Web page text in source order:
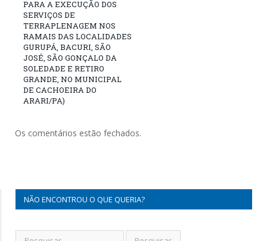
PARA A EXECUÇÃO DOS
SERVIÇOS DE
TERRAPLENAGEM NOS
RAMAIS DAS LOCALIDADES
GURUPÁ, BACURI, SÃO
JOSÉ, SÃO GONÇALO DA
SOLEDADE E RETIRO
GRANDE, NO MUNICIPAL
DE CACHOEIRA DO
ARARI/PA)
Os comentários estão fechados.
NÃO ENCONTROU O QUE QUERIA?